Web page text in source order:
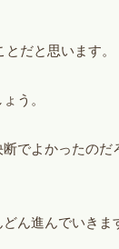
だと思います。
う。
でよかったのだ
ん進んでいきま